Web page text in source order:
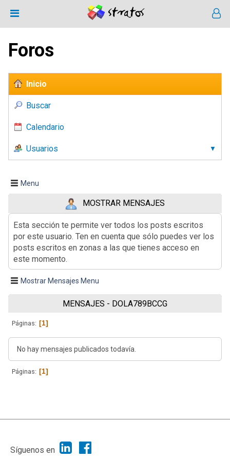
Foros
Inicio
Buscar
Calendario
Usuarios
Menu
MOSTRAR MENSAJES
Esta sección te permite ver todos los posts escritos
por este usuario. Ten en cuenta que sólo puedes ver los
posts escritos en zonas a las que tienes acceso en
este momento.
Mostrar Mensajes Menu
MENSAJES - DOLA789BCCG
Páginas 1
No hay mensajes publicados todavía.
Páginas 1
|
Síguenos en